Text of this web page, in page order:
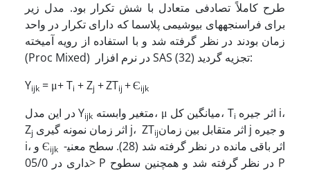
طرح کاملاً تصادفی متعادل با شش تکرار بود. مدل زیر
برای فراسنجه­های بیوشیمی پلاسما که دارای تکرار در واحد
زمان بودند در نظر گرفته شد و با استفاده از رویه آمیخته
(Proc Mixed) در نرم افزار SAS (32) تجزیه گردید:
Yijk = μ+ Ti + Zj +ZTij +Єijk
در این مدل Yijk متغیر وابسته، μ میانگین کل، Ti
Zj اثر زمان نمونه گیری j، ZTijاثر متقابل بین زمان j و جیره
i، و Єijk
داری در 05/0> P در نظر گرفته شد و همچنین سطوح P